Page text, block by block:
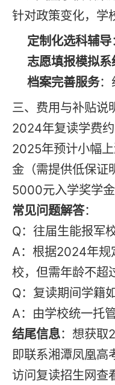
针对政策变化，学
定制化选科辅导
志愿填报模拟系
档案完善服务：
三、费用与补贴说
2024年复读学费
2025年预计小幅
金（需提供低保证
5000元入学奖学金
常见问题解答：
Q：往届生能报军
A：根据2024年规
校，但需年龄不超
Q： 复读期间学籍
A：由学校统一托
结尾信息：想获取
即联系湘潭凤凰高
访问复读招生网查